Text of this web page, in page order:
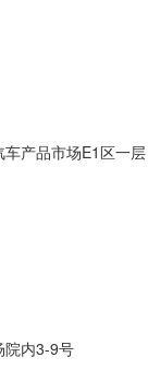
产品市场E1区一层
院内3-9号